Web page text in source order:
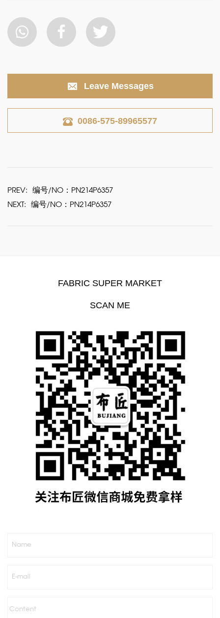
Leave Messages
0086-575-89965577
PREV: 编号/NO：PN214P6357
NEXT: 编号/NO：PN214P6357
FABRIC SUPER MARKET
SCAN ME
Name
E-mail
Content